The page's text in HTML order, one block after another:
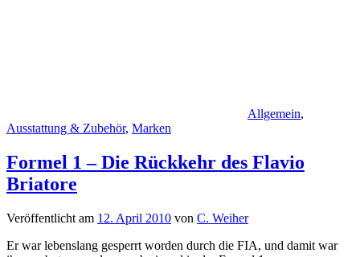
Allgemein,
Ausstattung & Zubehör, Marken
Formel 1 – Die Rückkehr des Flavio
Briatore
Veröffentlicht am 12. April 2010 von C. Weiher
Er war lebenslang gesperrt worden durch die FIA, und damit war